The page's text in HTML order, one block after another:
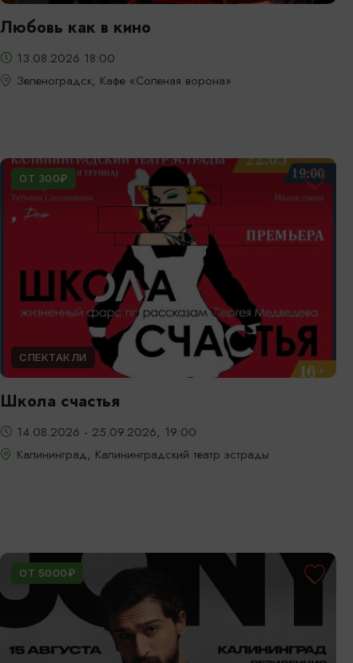
Любовь как в кино
13.08.2026 18:00
Зеленоградск, Кафе «Соленая ворона»
ОТ 300₽
СПЕКТАКЛИ
Школа счастья
14.08.2026 - 25.09.2026, 19:00
Калининград, Калининградский театр эстрады
ОТ 5000₽